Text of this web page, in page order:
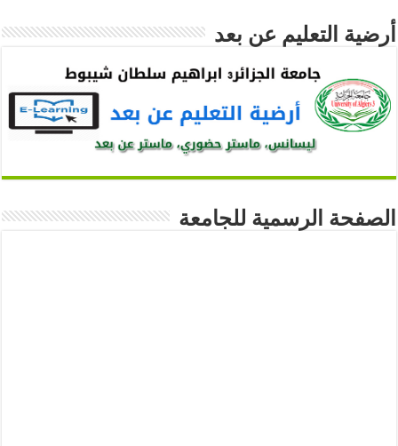
أرضية التعليم عن بعد
الصفحة الرسمية للجامعة